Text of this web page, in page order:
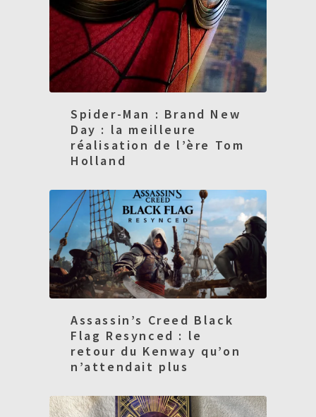
Spider-Man : Brand New
Day : la meilleure
réalisation de l’ère Tom
Holland
Assassin’s Creed Black
Flag Resynced : le
retour du Kenway qu’on
n’attendait plus